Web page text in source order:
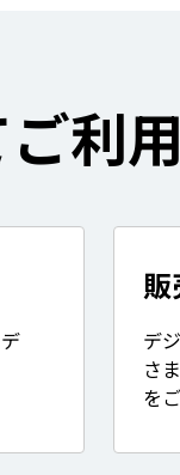
利
販
デ
さ
を